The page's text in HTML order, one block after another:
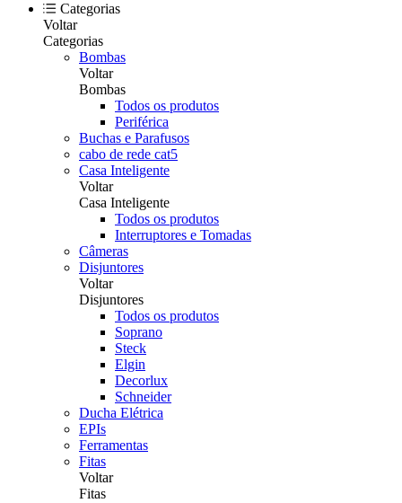
Categorias
Voltar
Categorias
Bombas
Voltar
Bombas
Todos os produtos
Periférica
Buchas e Parafusos
cabo de rede cat5
Casa Inteligente
Voltar
Casa Inteligente
Todos os produtos
Interruptores e Tomadas
Câmeras
Disjuntores
Voltar
Disjuntores
Todos os produtos
Soprano
Steck
Elgin
Decorlux
Schneider
Ducha Elétrica
EPIs
Ferramentas
Fitas
Voltar
Fitas